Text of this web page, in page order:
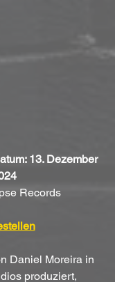
13. Dezember
Records
Daniel Moreira in
produziert,